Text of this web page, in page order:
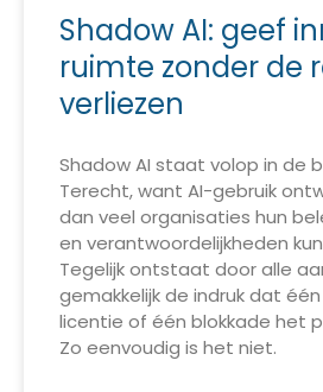
Shadow AI: geef
ruimte zonder de
verliezen
Shadow AI staat volop in de
Terecht, want AI-gebruik
dan veel organisaties hun
en verantwoordelijkheden
Tegelijk ontstaat door alle
gemakkelijk de indruk dat
licentie of één blokkade het
Zo eenvoudig is het niet.